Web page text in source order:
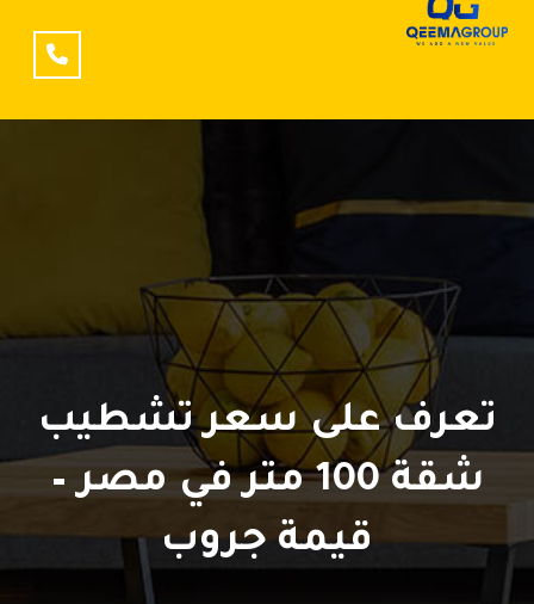
تعرف على سعر تشطيب
شقة 100 متر في مصر –
قيمة جروب